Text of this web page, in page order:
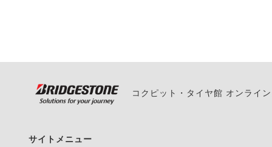
また、やむを得ない
コクピット・タイヤ館 オンライ
サイトメニュー